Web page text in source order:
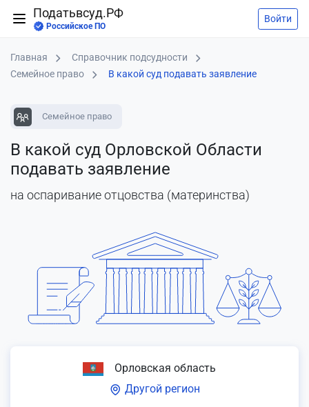
Податьвсуд.РФ
Российское ПО
Войти
Главная
Справочник подсудности
Семейное право
В какой суд подавать заявление
Семейное право
В какой суд Орловской Области
подавать заявление
на оспаривание отцовства (материнства)
Орловская область
Другой регион